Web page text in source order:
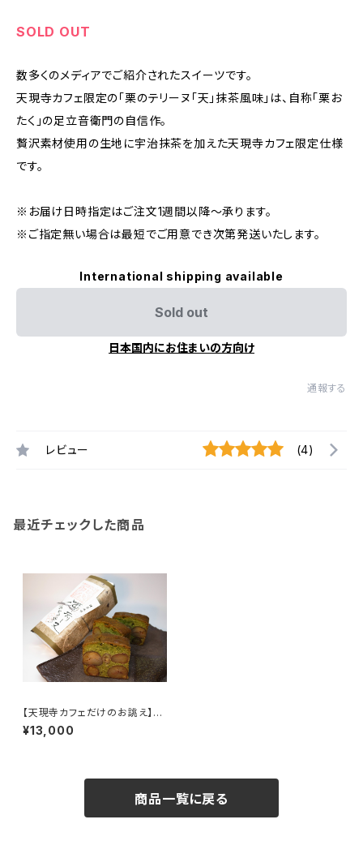
SOLD OUT
数多くのメディアでご紹介されたスイーツです。
天現寺カフェ限定の「栗のテリーヌ「天」抹茶風味」は、自称「栗お
たく」の足立音衛門の自信作。
贅沢素材使用の生地に宇治抹茶を加えた天現寺カフェ限定仕様
です。
※お届け日時指定はご注文1週間以降～承ります。
※ご指定無い場合は最短でご用意でき次第発送いたします。
International shipping available
Sold out
日本国内にお住まいの方向け
通報する
レビュー (4)
最近チェックした商品
【天現寺カフェだけのお誂え】天
現寺カフェ限定！栗のテリーヌ
「天」抹茶風味
¥13,000
商品一覧に戻る